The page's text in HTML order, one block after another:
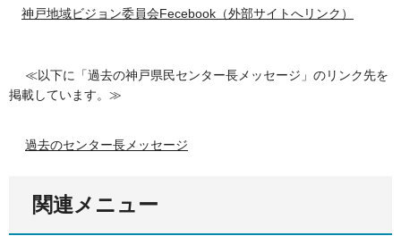
神戸地域ビジョン委員会Fecebook（外部サイトへリンク）
≪以下に「過去の神戸県民センター長メッセージ」のリンク先を
掲載しています。≫
過去のセンター長メッセージ
関連メニュー